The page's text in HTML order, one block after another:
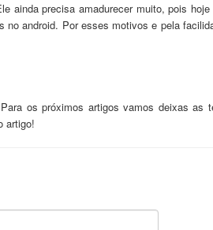
ainda precisa amadurecer muito, pois
no android. Por esses motivos e pela
os próximos artigos vamos deixas as
artigo!